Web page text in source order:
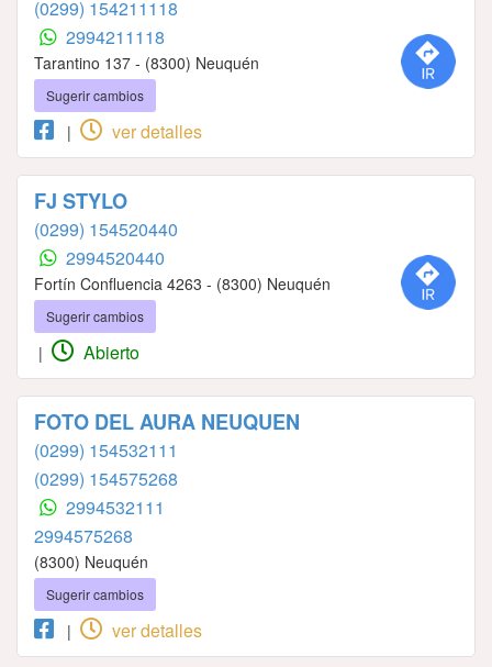
(0299) 154211118
2994211118
Tarantino 137 - (8300) Neuquén
Sugerir cambios
| ver detalles
FJ STYLO
(0299) 154520440
2994520440
Fortín Confluencia 4263 - (8300) Neuquén
Sugerir cambios
| Abierto
FOTO DEL AURA NEUQUEN
(0299) 154532111
(0299) 154575268
2994532111
2994575268
(8300) Neuquén
Sugerir cambios
| ver detalles